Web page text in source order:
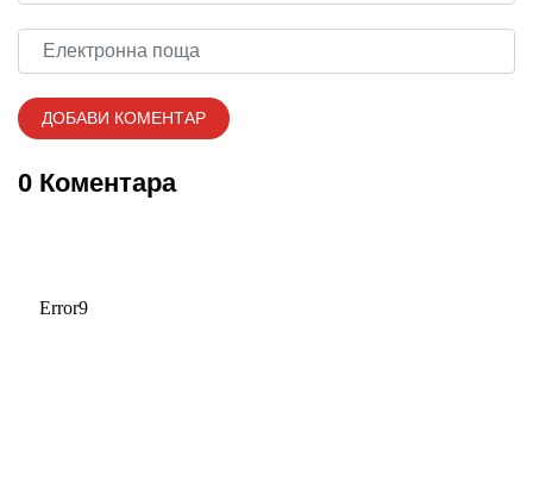
0 Коментара